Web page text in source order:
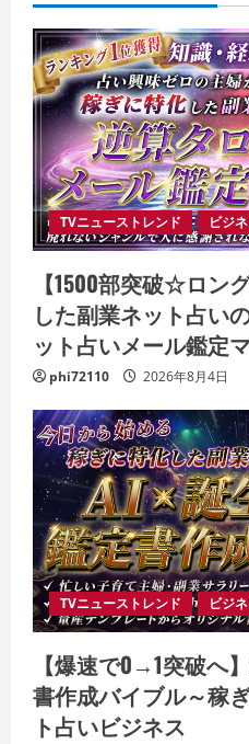
TVニューストレンド ビジ
【1500部突破☆ロン
した副業ネット占い
ット占いメール鑑定
phi72110 2026年8月4日
TVニューストレンド ビジ
【爆速で0→1突破へ
書作成バイブル～稼
ト占いビジネス